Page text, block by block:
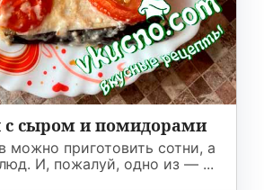
Соусы
На ужин
Мультиварка
Мясорубка
Холодильник
сыром и помидорами
можно приготовить сотни, а
И, пожалуй, одно из — ...